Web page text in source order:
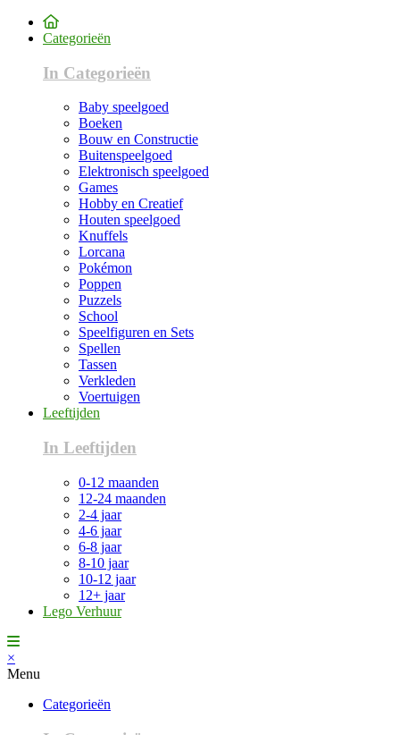
Categorieën
In Categorieën
Baby speelgoed
Boeken
Bouw en Constructie
Buitenspeelgoed
Elektronisch speelgoed
Games
Hobby en Creatief
Houten speelgoed
Knuffels
Lorcana
Pokémon
Poppen
Puzzels
School
Speelfiguren en Sets
Spellen
Tassen
Verkleden
Voertuigen
Leeftijden
In Leeftijden
0-12 maanden
12-24 maanden
2-4 jaar
4-6 jaar
6-8 jaar
8-10 jaar
10-12 jaar
12+ jaar
Lego Verhuur
×
Menu
Categorieën